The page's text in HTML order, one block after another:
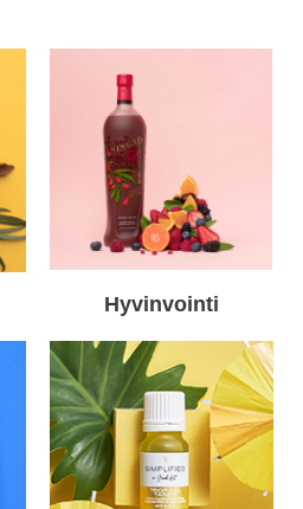
Hyvinvointi